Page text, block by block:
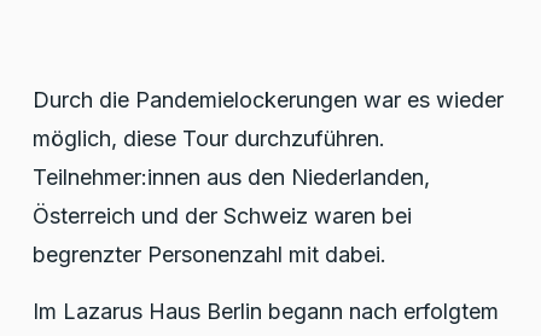
Durch die Pandemielockerungen war es wieder
möglich, diese Tour durchzuführen.
Teilnehmer:innen aus den Niederlanden,
Österreich und der Schweiz waren bei
begrenzter Personenzahl mit dabei.
Im Lazarus Haus Berlin begann nach erfolgtem